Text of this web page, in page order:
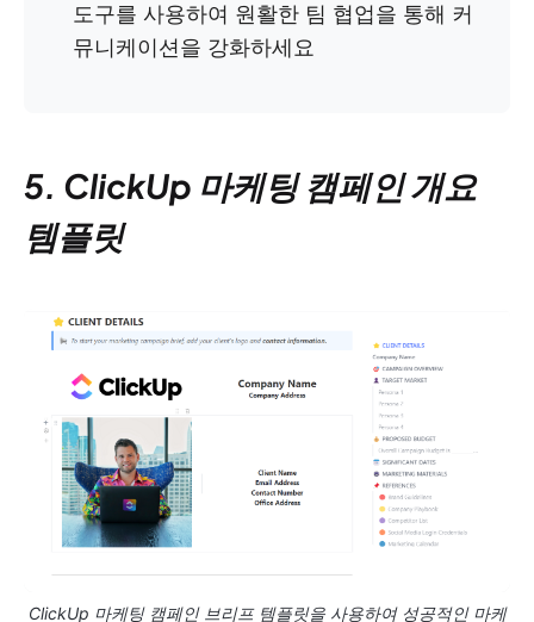
도구를 사용하여 원활한 팀 협업을 통해 커
뮤니케이션을 강화하세요
5. ClickUp 마케팅 캠페인 개요
템플릿
ClickUp 마케팅 캠페인 브리프 템플릿을 사용하여 성공적인 마케